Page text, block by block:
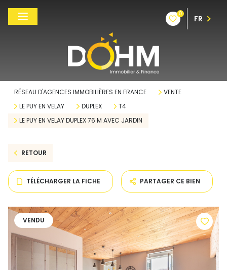
0
FR
RÉSEAU D'AGENCES IMMOBILIÈRES EN FRANCE
VENTE
LE PUY EN VELAY
DUPLEX
T4
LE PUY EN VELAY DUPLEX 76 M AVEC JARDIN
RETOUR
TÉLÉCHARGER LA FICHE PARTAGER CE BIEN
VENDU